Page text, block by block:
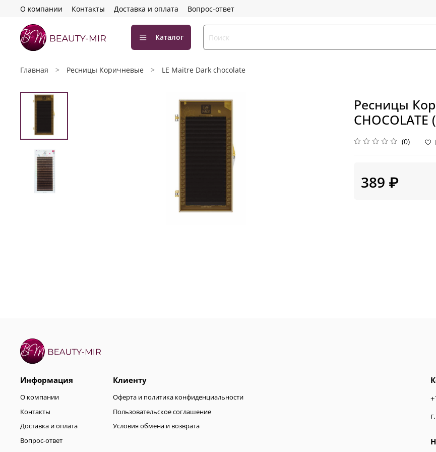
О компании Контакты Доставка и оплата Вопрос-ответ
Каталог
Главная Ресницы Коричневые LE Maitre Dark chocolate
Ресницы
(0)
389 ₽
Информация
О компании
Контакты
Доставка и оплата
Вопрос-ответ
Клиенту
Оферта и политика конфиденциальности
Пользовательское соглашение
Условия обмена и возврата